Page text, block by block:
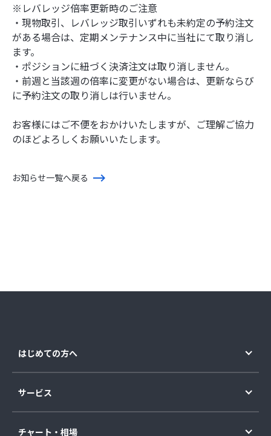
※レバレッジ倍率更新時のご注意
・現物取引、レバレッジ取引いずれも未約定の予約注文
がある場合は、定期メンテナンス中に当社にて取り消し
ます。
・ポジションに紐づく決済注文は取り消しません。
・前週と当該週の倍率に変更がない場合は、更新ならび
に予約注文の取り消しは行いません。
お客様にはご不便をおかけいたしますが、ご理解ご協力
のほどよろしくお願いいたします。
お知らせ一覧へ戻る
はじめての方へ
サービス
チャート・相場